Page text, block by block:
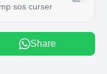
sos curser
Tincidu ng
Share